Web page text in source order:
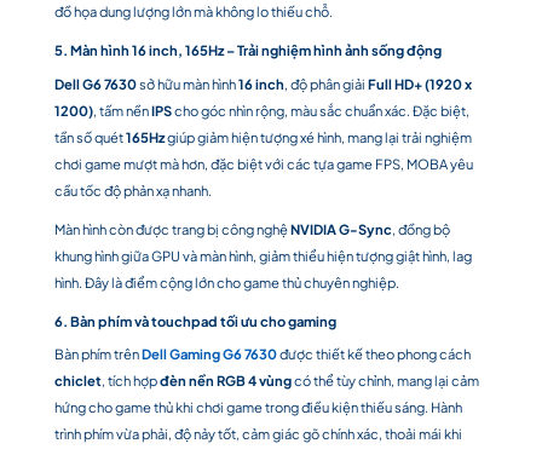
đồ họa dung lượng lớn mà không lo thiếu chỗ.
5. Màn hình 16 inch, 165Hz – Trải nghiệm hình ảnh sống động
Dell G6 7630sở hữu màn hình16 inch , độ phân giải Full HD+ (1920 x
1200) , tấm nềnIPScho góc nhìn rộng, màu sắc chuẩn xác. Đặc biệt,
tần số quét165Hzgiúp giảm hiện tượng xé hình, mang lại trải nghiệm
chơi game mượt mà hơn, đặc biệt với các tựa game FPS, MOBA yêu
cầu tốc độ phản xạ nhanh.
Màn hình còn được trang bị công nghệNVIDIA G-Sync , đồng bộ
khung hình giữa GPU và màn hình, giảm thiểu hiện tượng giật hình, lag
hình. Đây là điểm cộng lớn cho game thủ chuyên nghiệp.
6. Bàn phím và touchpad tối ưu cho gaming
Bàn phím trênDell Gaming G6 7630được thiết kế theo phong cách
chiclet, tích hợpđèn nền RGB 4 vùngcó thể tùy chỉnh, mang lại cảm
hứng cho game thủ khi chơi game trong điều kiện thiếu sáng. Hành
trình phím vừa phải, độ nảy tốt, cảm giác gõ chính xác, thoải mái khi